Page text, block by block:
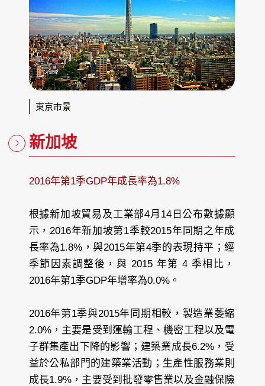
東京市景
新加坡
2016年第1季GDP年成長率為1.8%
根據新加坡貿易及工業部4月14日公布數據顯
示，2016年新加坡第1季較2015年同期之年成
長率為1.8%，與2015年第4季的表現持平；經
季節因素調整後，與 2015 年第 4 季相比，
2016年第1季GDP年增率為0.0%。
2016年第1季與2015年同期相較，製造業萎縮
2.0%，主要是受到運輸工程、機密工程以及電
子群集產出下降的影響；建築業成長6.2%，受
益於公私部門的建築業活動；生產性服務業則
成長1.9%，主要受到批發零售業以及金融保險